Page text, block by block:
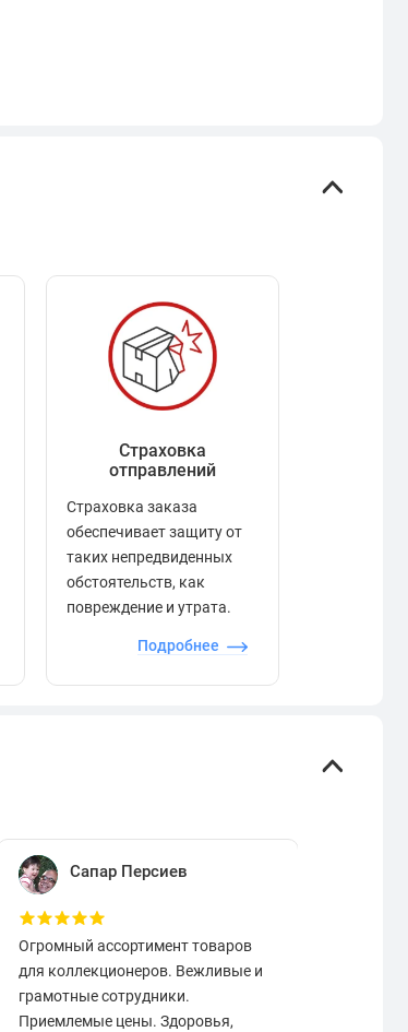
Страховка
отправлений
Страховка заказа
обеспечивает защиту от
таких непредвиденных
обстоятельств, как
повреждение и утрата.
Подробнее
Сапар Персиев
Огромный ассортимент товаров
для коллекционеров. Вежливые и
грамотные сотрудники.
Приемлемые цены. Здоровья,